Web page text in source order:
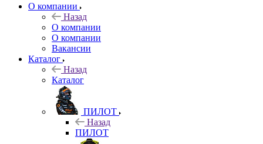
О компании
Назад
О компании
О компании
Вакансии
Каталог
Назад
Каталог
ПИЛОТ
Назад
ПИЛОТ